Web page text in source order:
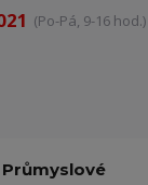
(Po-Pá, 9-16 hod.)
Průmyslové